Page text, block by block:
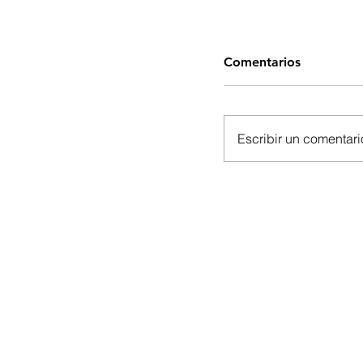
Comentarios
Escribir un